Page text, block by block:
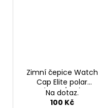
Zimní čepice Watch
Cap Elite polar
(260g/m2)
Na dotaz.
100 Kč